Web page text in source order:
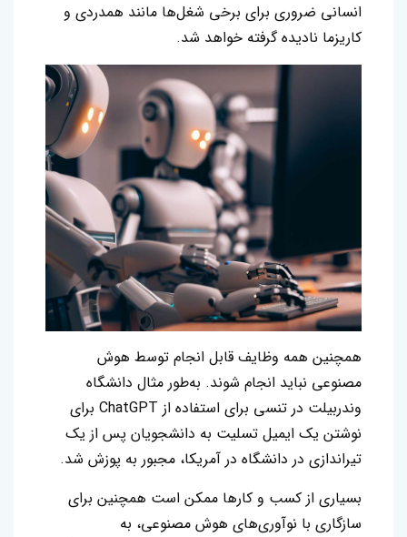
انسانی ضروری برای برخی شغل‌ها مانند همدردی و
کاریزما نادیده گرفته خواهد شد.
همچنین همه وظایف قابل انجام توسط هوش
مصنوعی نباید انجام شوند. به‌طور مثال دانشگاه
وندربیلت در تنسی برای استفاده از ChatGPT برای
نوشتن یک ایمیل تسلیت به دانشجویان پس از یک
تیراندازی در دانشگاه در آمریکا، مجبور به پوزش شد.
بسیاری از کسب و کارها ممکن است همچنین برای
سازگاری با نوآوری‌های هوش مصنوعی، به